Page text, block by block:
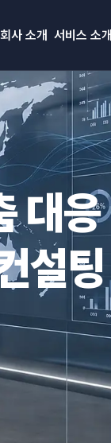
회사 소개 서비스 소개
대응
설팅